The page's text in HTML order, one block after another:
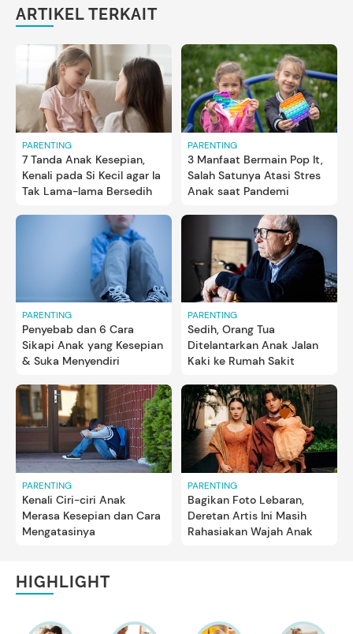
ARTIKEL TERKAIT
PARENTING
7 Tanda Anak Kesepian,
Kenali pada Si Kecil agar Ia
Tak Lama-lama Bersedih
PARENTING
3 Manfaat Bermain Pop It,
Salah Satunya Atasi Stres
Anak saat Pandemi
PARENTING
Penyebab dan 6 Cara
Sikapi Anak yang Kesepian
& Suka Menyendiri
PARENTING
Sedih, Orang Tua
Ditelantarkan Anak Jalan
Kaki ke Rumah Sakit
PARENTING
Kenali Ciri-ciri Anak
Merasa Kesepian dan Cara
Mengatasinya
PARENTING
Bagikan Foto Lebaran,
Deretan Artis Ini Masih
Rahasiakan Wajah Anak
HIGHLIGHT